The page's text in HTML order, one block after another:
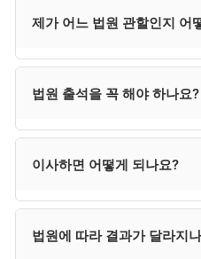
결정됩니다. 서울·수원·부산
제가 어느 법원 관할인지 어
법원을 조회할 수 있습니다.
법원 출석을 꼭 해야 하나요?
필요한 경우는 드뭅니다. 다
이사하면 어떻게 되나요?
종결 후 이사하시는 것이 좋
법원에 따라 결과가 달라지